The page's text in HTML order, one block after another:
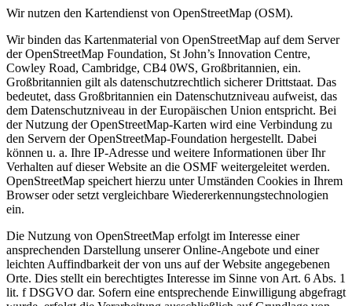
Wir nutzen den Kartendienst von OpenStreetMap (OSM).
Wir binden das Kartenmaterial von OpenStreetMap auf dem Server
der OpenStreetMap Foundation, St John’s Innovation Centre,
Cowley Road, Cambridge, CB4 0WS, Großbritannien, ein.
Großbritannien gilt als datenschutzrechtlich sicherer Drittstaat. Das
bedeutet, dass Großbritannien ein Datenschutzniveau aufweist, das
dem Datenschutzniveau in der Europäischen Union entspricht. Bei
der Nutzung der OpenStreetMap-Karten wird eine Verbindung zu
den Servern der OpenStreetMap-Foundation hergestellt. Dabei
können u. a. Ihre IP-Adresse und weitere Informationen über Ihr
Verhalten auf dieser Website an die OSMF weitergeleitet werden.
OpenStreetMap speichert hierzu unter Umständen Cookies in Ihrem
Browser oder setzt vergleichbare Wiedererkennungstechnologien
ein.
Die Nutzung von OpenStreetMap erfolgt im Interesse einer
ansprechenden Darstellung unserer Online-Angebote und einer
leichten Auffindbarkeit der von uns auf der Website angegebenen
Orte. Dies stellt ein berechtigtes Interesse im Sinne von Art. 6 Abs. 1
lit. f DSGVO dar. Sofern eine entsprechende Einwilligung abgefragt